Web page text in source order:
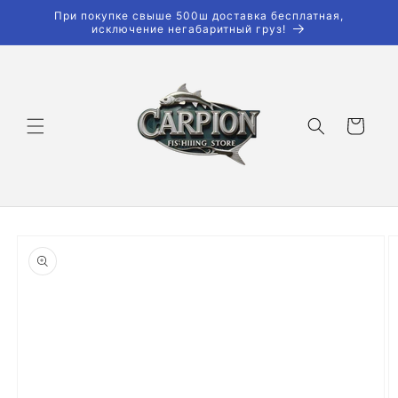
При покупке свыше 500ш доставка бесплатная,
исключение негабаритный груз!
Корзина
информации
о продукте